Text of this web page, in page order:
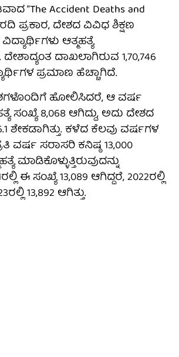
“The Accident Deaths and
ಪ್ರಕಾರ, ದೇಶದ ವಿವಿಧ ಶಿಕ್ಷಣ
ವಿದ್ಯಾರ್ಥಿಗಳು ಆತ್ಮಹತ್ಯೆ
ದಾಖಲಾಗಿರುವ 1,70,746
ಪ್ರಮಾಣ ಹೆಚ್ಚಾಗಿದೆ.
ಹೋಲಿಸಿದರೆ, ಆ ವರ್ಷ
ಸಂಖ್ಯೆ 8,068 ಆಗಿದ್ದು, ಅದು ದೇಶದ
ಶೇಕಡಾಗಿತ್ತು. ಕಳೆದ ಕೆಲವು ವರ್ಷಗಳ
ವರ್ಷ ಸರಾಸರಿ ಕನಿಷ್ಠ 13,000
ಮಾಡಿಕೊಳ್ಳುತ್ತಿರುವುದನ್ನು
ಈ ಸಂಖ್ಯೆ 13,089 ಆಗಿದ್ದರೆ, 2022ರಲ್ಲಿ
13,892 ಆಗಿತ್ತು.